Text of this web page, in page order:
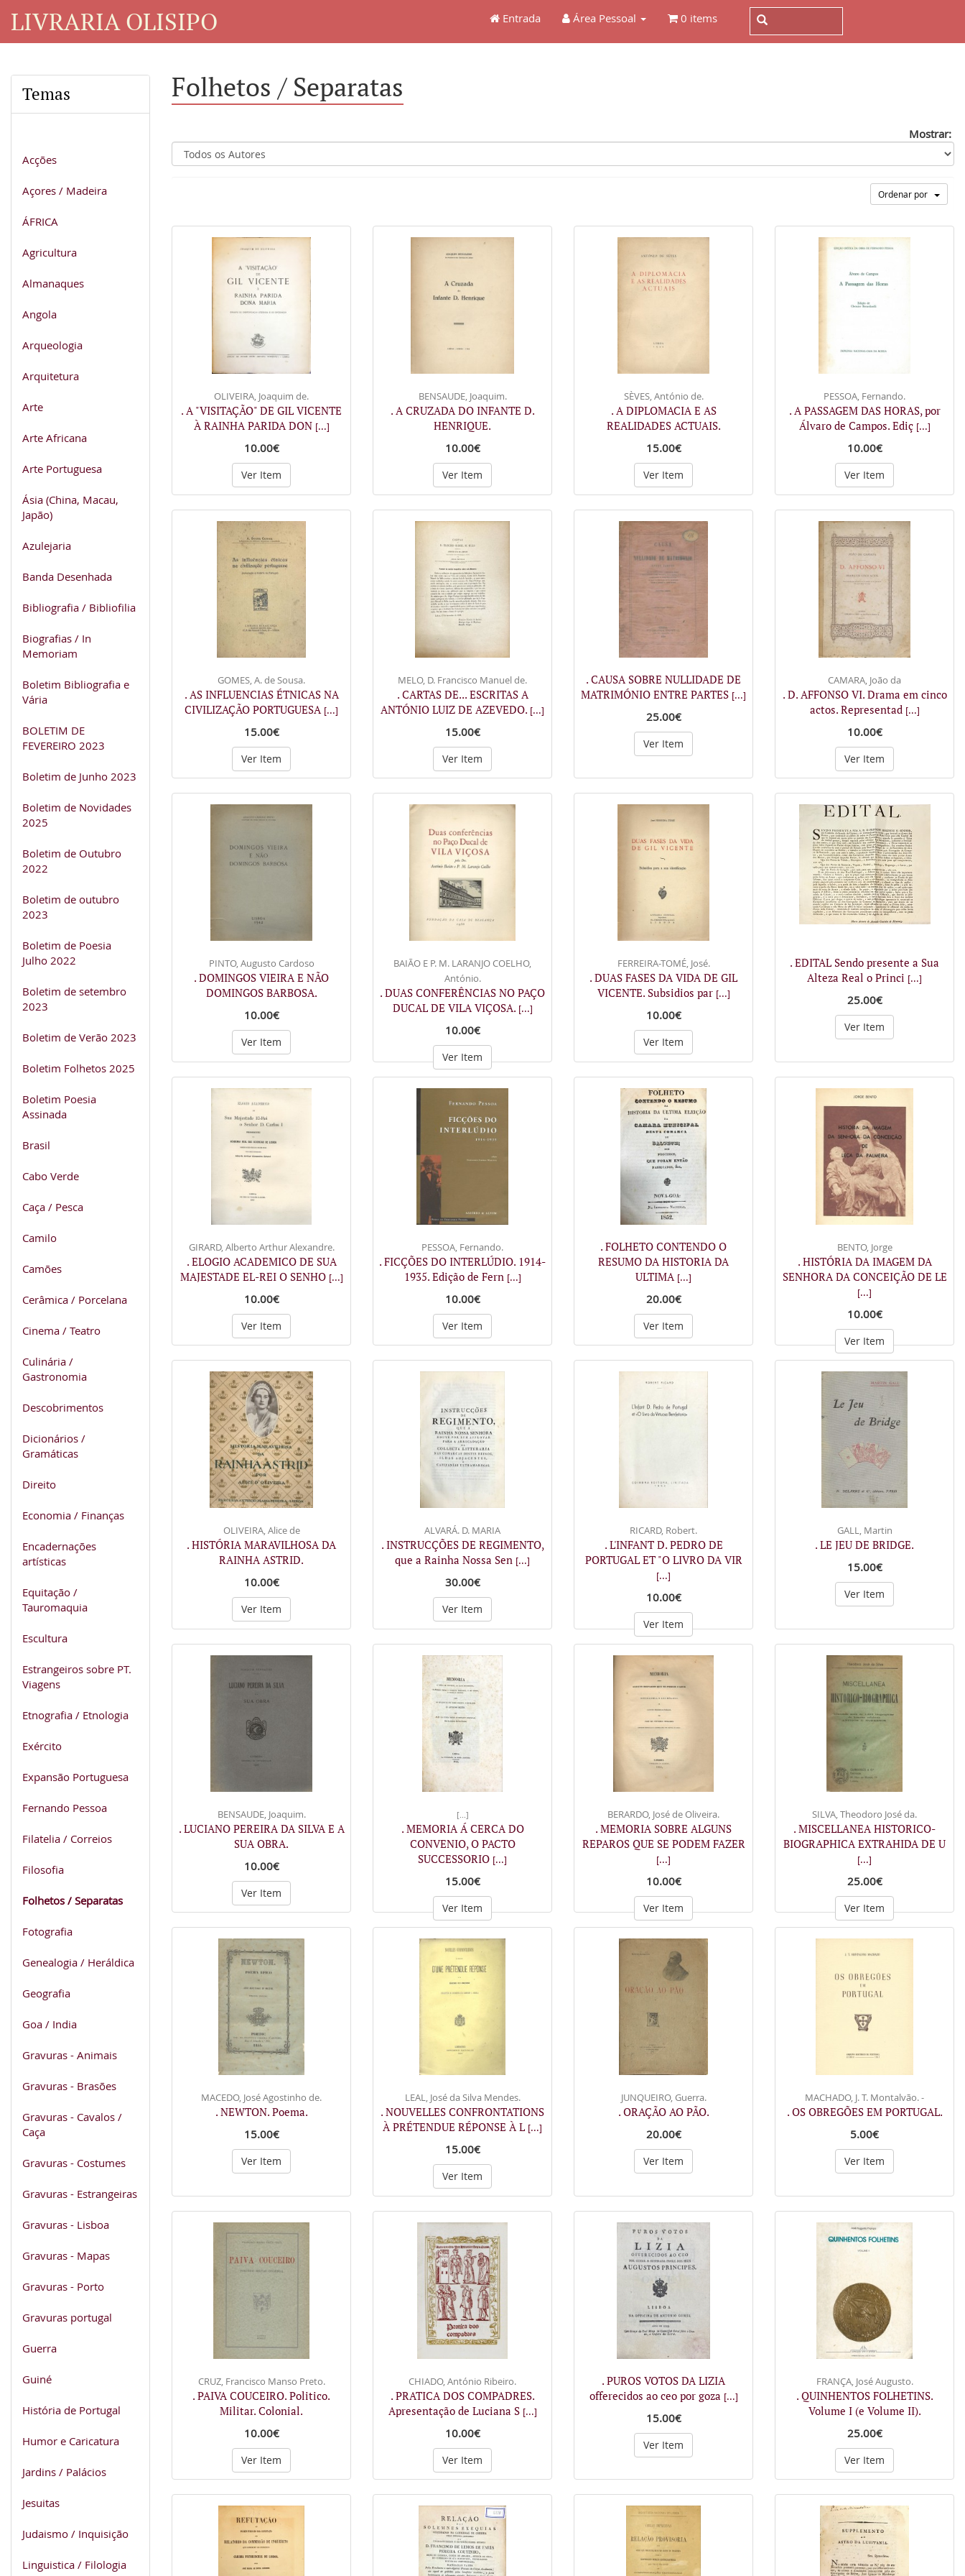
LIVRARIA OLISIPO Entrada Área Pessoal 0 items
Temas
Acções
Açores / Madeira
ÁFRICA
Agricultura
Almanaques
Angola
Arqueologia
Arquitetura
Arte
Arte Africana
Arte Portuguesa
Ásia (China, Macau,
Japão)
Azulejaria
Banda Desenhada
Bibliografia / Bibliofilia
Biografias / In
Memoriam
Boletim Bibliografia e
Vária
BOLETIM DE
FEVEREIRO 2023
Boletim de Junho 2023
Boletim de Novidades
2025
Boletim de Outubro
2022
Boletim de outubro
2023
Boletim de Poesia
Julho 2022
Boletim de setembro
2023
Boletim de Verão 2023
Boletim Folhetos 2025
Boletim Poesia
Assinada
Brasil
Cabo Verde
Caça / Pesca
Camilo
Camões
Cerâmica / Porcelana
Cinema / Teatro
Culinária /
Gastronomia
Descobrimentos
Dicionários /
Gramáticas
Direito
Economia / Finanças
Encadernações
artísticas
Equitação /
Tauromaquia
Escultura
Estrangeiros sobre PT.
Viagens
Etnografia / Etnologia
Exército
Expansão Portuguesa
Fernando Pessoa
Filatelia / Correios
Filosofia
Folhetos / Separatas
Fotografia
Genealogia / Heráldica
Geografia
Goa / India
Gravuras - Animais
Gravuras - Brasões
Gravuras - Cavalos /
Caça
Gravuras - Costumes
Gravuras - Estrangeiras
Gravuras - Lisboa
Gravuras - Mapas
Gravuras - Porto
Gravuras portugal
Guerra
Guiné
História de Portugal
Humor e Caricatura
Jardins / Palácios
Jesuitas
Judaismo / Inquisição
Linguistica / Filologia
Folhetos / Separatas
Mostrar:
Ordenar por
OLIVEIRA, Joaquim de.
. A "VISITAÇÃO" DE GIL VICENTE
À RAINHA PARIDA DON [...]
10.00€
Ver Item
BENSAUDE, Joaquim.
. A CRUZADA DO INFANTE D.
HENRIQUE.
10.00€
Ver Item
SÈVES, António de.
. A DIPLOMACIA E AS
REALIDADES ACTUAIS.
15.00€
Ver Item
PESSOA, Fernando.
. A PASSAGEM DAS HORAS, por
Álvaro de Campos. Ediç [...]
10.00€
Ver Item
GOMES, A. de Sousa.
. AS INFLUENCIAS ÉTNICAS NA
CIVILIZAÇÃO PORTUGUESA [...]
15.00€
Ver Item
MELO, D. Francisco Manuel de.
. CARTAS DE... ESCRITAS A
ANTÓNIO LUIZ DE AZEVEDO. [...]
15.00€
Ver Item
. CAUSA SOBRE NULLIDADE DE
MATRIMÓNIO ENTRE PARTES [...]
25.00€
Ver Item
CAMARA, João da
. D. AFFONSO VI. Drama em cinco
actos. Representad [...]
10.00€
Ver Item
PINTO, Augusto Cardoso
. DOMINGOS VIEIRA E NÃO
DOMINGOS BARBOSA.
10.00€
Ver Item
BAIÃO E P. M. LARANJO COELHO,
António.
. DUAS CONFERÊNCIAS NO PAÇO
DUCAL DE VILA VIÇOSA. [...]
10.00€
Ver Item
FERREIRA-TOMÉ, José.
. DUAS FASES DA VIDA DE GIL
VICENTE. Subsidios par [...]
10.00€
Ver Item
. EDITAL Sendo presente a Sua
Alteza Real o Princi [...]
25.00€
Ver Item
GIRARD, Alberto Arthur Alexandre.
. ELOGIO ACADEMICO DE SUA
MAJESTADE EL-REI O SENHO [...]
10.00€
Ver Item
PESSOA, Fernando.
. FICÇÕES DO INTERLÚDIO. 1914-
1935. Edição de Fern [...]
10.00€
Ver Item
. FOLHETO CONTENDO O
RESUMO DA HISTORIA DA
ULTIMA [...]
20.00€
Ver Item
BENTO, Jorge
. HISTÓRIA DA IMAGEM DA
SENHORA DA CONCEIÇÃO DE LE
[...]
10.00€
Ver Item
OLIVEIRA, Alice de
. HISTÓRIA MARAVILHOSA DA
RAINHA ASTRID.
10.00€
Ver Item
ALVARÁ. D. MARIA
. INSTRUCÇÕES DE REGIMENTO,
que a Rainha Nossa Sen [...]
30.00€
Ver Item
RICARD, Robert.
. L'INFANT D. PEDRO DE
PORTUGAL ET "O LIVRO DA VIR
[...]
10.00€
Ver Item
GALL, Martin
. LE JEU DE BRIDGE.
15.00€
Ver Item
BENSAUDE, Joaquim.
. LUCIANO PEREIRA DA SILVA E A
SUA OBRA.
10.00€
Ver Item
[...]
. MEMORIA Á CERCA DO
CONVENIO, O PACTO
SUCCESSORIO [...]
15.00€
Ver Item
BERARDO, José de Oliveira.
. MEMORIA SOBRE ALGUNS
REPAROS QUE SE PODEM FAZER
[...]
10.00€
Ver Item
SILVA, Theodoro José da.
. MISCELLANEA HISTORICO-
BIOGRAPHICA EXTRAHIDA DE U
[...]
25.00€
Ver Item
MACEDO, José Agostinho de.
. NEWTON. Poema.
15.00€
Ver Item
LEAL, José da Silva Mendes.
. NOUVELLES CONFRONTATIONS
À PRÉTENDUE RÉPONSE À L [...]
15.00€
Ver Item
JUNQUEIRO, Guerra.
. ORAÇÃO AO PÃO.
20.00€
Ver Item
MACHADO, J. T. Montalvão. -
. OS OBREGÕES EM PORTUGAL.
5.00€
Ver Item
CRUZ, Francisco Manso Preto.
. PAIVA COUCEIRO. Politico.
Militar. Colonial.
10.00€
Ver Item
CHIADO, António Ribeiro.
. PRATICA DOS COMPADRES.
Apresentação de Luciana S [...]
10.00€
Ver Item
. PUROS VOTOS DA LIZIA
offerecidos ao ceo por goza [...]
15.00€
Ver Item
FRANÇA, José Augusto.
. QUINHENTOS FOLHETINS.
Volume I (e Volume II).
25.00€
Ver Item